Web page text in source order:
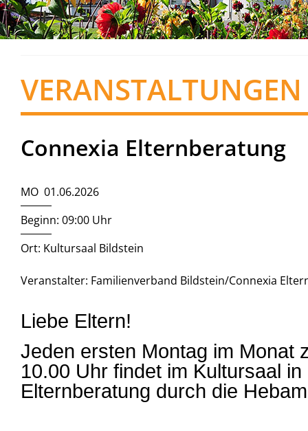
VERANSTALTUNGEN
Connexia Elternberatung
MO 01.06.2026
Beginn: 09:00 Uhr
Ort: Kultursaal Bildstein
Veranstalter: Familienverband Bildstein/Connexia
Liebe Eltern!
Jeden ersten Montag im Monat
10.00 Uhr findet im Kultursaal
Elternberatung durch die